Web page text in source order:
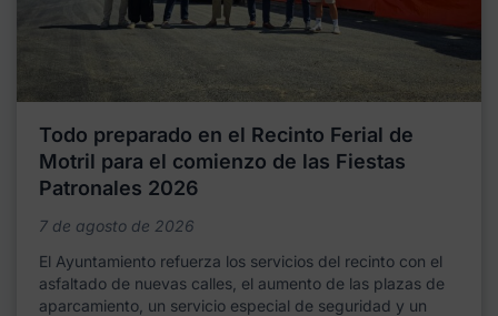
Todo preparado en el Recinto Ferial de
Motril para el comienzo de las Fiestas
Patronales 2026
7 de agosto de 2026
El Ayuntamiento refuerza los servicios del recinto con el
asfaltado de nuevas calles, el aumento de las plazas de
aparcamiento, un servicio especial de seguridad y un